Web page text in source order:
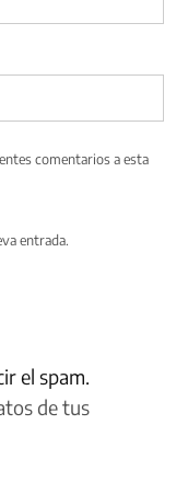
comentarios a esta
entrada.
el spam.
de tus